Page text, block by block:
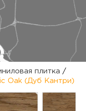
плитка /
Oak (Дуб Кантри)